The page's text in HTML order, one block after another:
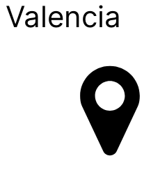
Valencia